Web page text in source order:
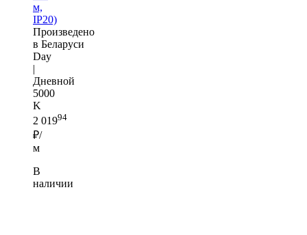
м,
IP20)
Произведено
в Беларуси
Day
|
Дневной
5000
K
2 01994
₽/
м
В
наличии